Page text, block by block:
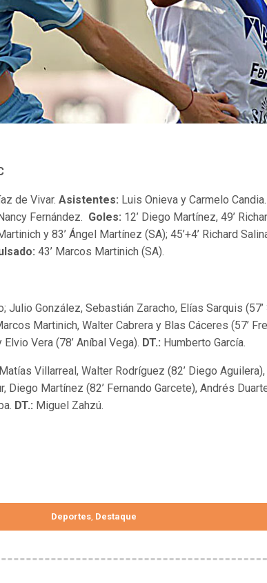
de Vivar. Asistentes: Luis Onieva y Carmelo Candia.
Nancy Fernández. Goles: 12’ Diego Martínez, 49’
y 83’ Ángel Martínez (SA); 45’+4’ Richard
43’ Marcos Martinich (SA).
Julio González, Sebastián Zaracho, Elías Sarquis
Martinich, Walter Cabrera y Blas Cáceres (57’
Vera (78’ Aníbal Vega). DT.: Humberto García.
Villarreal, Walter Rodríguez (82’ Diego
Diego Martínez (82’ Fernando Garcete), Andrés
DT.: Miguel Zahzú.
Deportes, Destaque